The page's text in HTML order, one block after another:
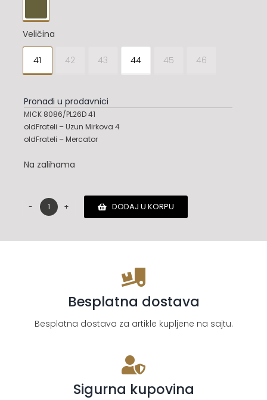
Veličina
41 42 43 44 45 46
Pronađi u prodavnici
MICK 8086/PL26D 41
oldFrateli – Uzun Mirkova 4
oldFrateli – Mercator
Na zalihama
Premiata
DODAJ U KORPU
Besplatna dostava
Besplatna dostava za artikle kupljene na sajtu.
Sigurna kupovina